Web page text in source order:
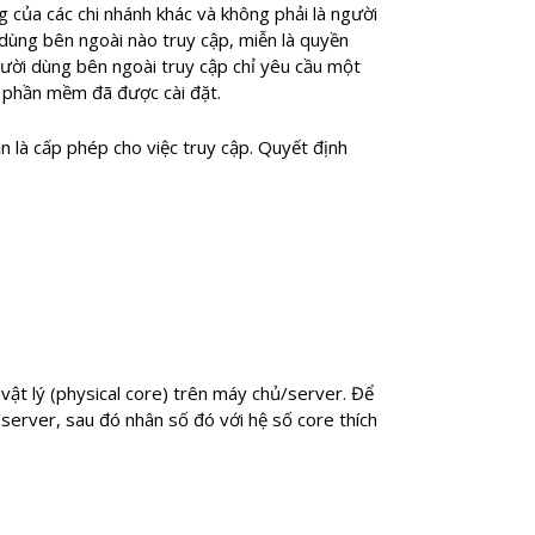
các chi nhánh khác và không phải là người
bên ngoài nào truy cập, miễn là quyền
dùng bên ngoài truy cập chỉ yêu cầu một
mềm đã được cài đặt.
là cấp phép cho việc truy cập. Quyết định
lý (physical core) trên máy chủ/server. Để
sau đó nhân số đó với hệ số core thích